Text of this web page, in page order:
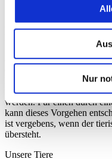
Nur
Bemühungen sehr
Narkose ein beruhigendes
Getränk zu verabreichen.
notwendige Menge des
auch sicher, dass sich das
Mit Hilfe der
und damit besonders
werden. Für einen durch
kann dieses Vorgehen
ist vergebens, wenn der
übersteht.
Unsere Tiere